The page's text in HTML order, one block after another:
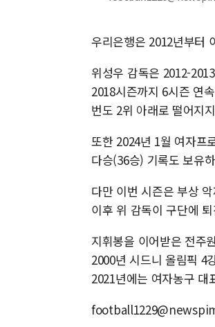
우리은행은 2012년부터
위성우 감독은 2012-
2018시즌까지 6시즌 연
번도 2위 아래로 떨어지
또한 2024년 1월 여자프
다승(36승) 기록도 보유
다만 이번 시즌은 부상
이후 위 감독이 구단에
지휘봉을 이어받은 전주
2000년 시드니 올림픽 4
2021년에는 여자농구 대